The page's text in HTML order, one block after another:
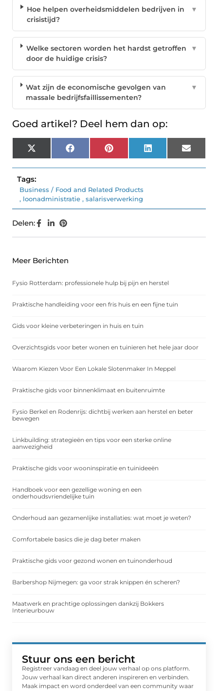
Hoe helpen overheidsmiddelen bedrijven in
crisistijd?
▼
Welke sectoren worden het hardst getroffen
door de huidige crisis?
▼
Wat zijn de economische gevolgen van
massale bedrijfsfaillissementen?
▼
Goed artikel? Deel hem dan op:
X
(Twitter)
Facebook Pinterest LinkedIn Email
Tags:
Business / Food and Related Products
, loonadministratie , salarisverwerking
Delen:
Meer Berichten
Fysio Rotterdam: professionele hulp bij pijn en herstel
Praktische handleiding voor een fris huis en een fijne tuin
Gids voor kleine verbeteringen in huis en tuin
Overzichtsgids voor beter wonen en tuinieren het hele jaar door
Waarom Kiezen Voor Een Lokale Slotenmaker In Meppel
Praktische gids voor binnenklimaat en buitenruimte
Fysio Berkel en Rodenrijs: dichtbij werken aan herstel en beter
bewegen
Linkbuilding: strategieën en tips voor een sterke online
aanwezigheid
Praktische gids voor wooninspiratie en tuinideeën
Handboek voor een gezellige woning en een
onderhoudsvriendelijke tuin
Onderhoud aan gezamenlijke installaties: wat moet je weten?
Comfortabele basics die je dag beter maken
Praktische gids voor gezond wonen en tuinonderhoud
Barbershop Nijmegen: ga voor strak knippen én scheren?
Maatwerk en prachtige oplossingen dankzij Bokkers
Interieurbouw
Stuur ons een bericht
Registreer vandaag en deel jouw verhaal op ons platform.
Jouw verhaal kan direct anderen inspireren en verbinden.
Maak impact en word onderdeel van een community waar